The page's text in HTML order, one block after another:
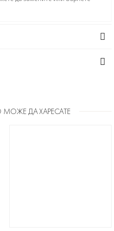
ДА ХАРЕСАТЕ